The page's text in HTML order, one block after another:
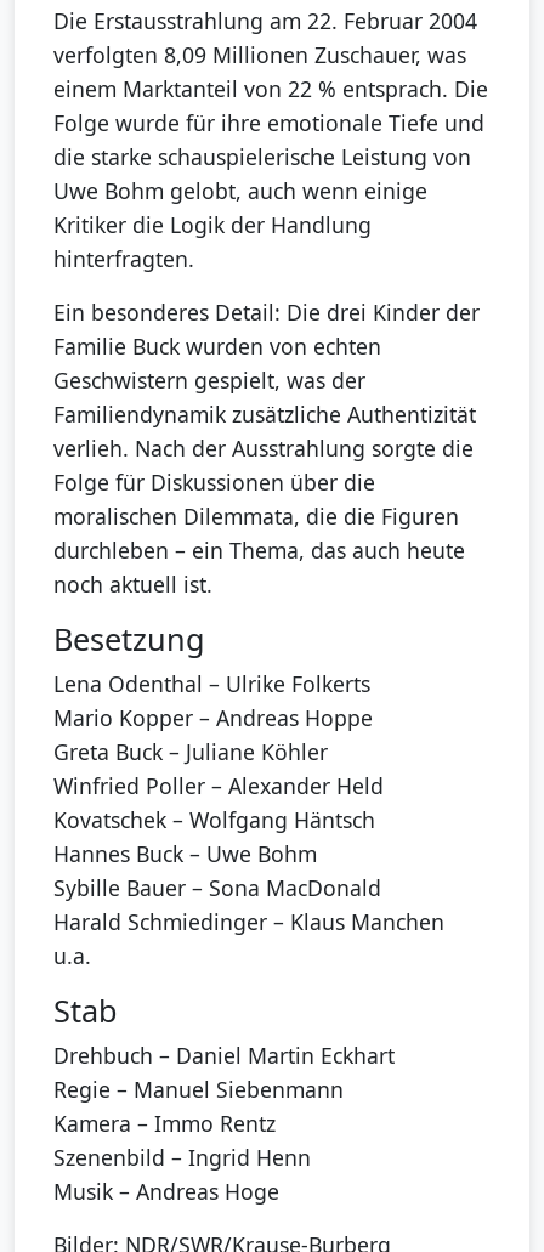
Die Erstausstrahlung am 22. Februar 2004
verfolgten 8,09 Millionen Zuschauer, was
einem Marktanteil von 22 % entsprach. Die
Folge wurde für ihre emotionale Tiefe und
die starke schauspielerische Leistung von
Uwe Bohm gelobt, auch wenn einige
Kritiker die Logik der Handlung
hinterfragten.
Ein besonderes Detail: Die drei Kinder der
Familie Buck wurden von echten
Geschwistern gespielt, was der
Familiendynamik zusätzliche Authentizität
verlieh. Nach der Ausstrahlung sorgte die
Folge für Diskussionen über die
moralischen Dilemmata, die die Figuren
durchleben – ein Thema, das auch heute
noch aktuell ist.
Besetzung
Lena Odenthal – Ulrike Folkerts
Mario Kopper – Andreas Hoppe
Greta Buck – Juliane Köhler
Winfried Poller – Alexander Held
Kovatschek – Wolfgang Häntsch
Hannes Buck – Uwe Bohm
Sybille Bauer – Sona MacDonald
Harald Schmiedinger – Klaus Manchen
u.a.
Stab
Drehbuch – Daniel Martin Eckhart
Regie – Manuel Siebenmann
Kamera – Immo Rentz
Szenenbild – Ingrid Henn
Musik – Andreas Hoge
Bilder: NDR/SWR/Krause-Burberg